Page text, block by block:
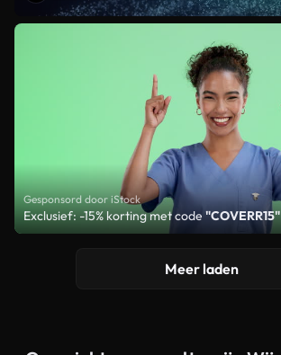
Gesponsord door iStock
Exclusief: -15% korting met code "COVERR15"
Meer laden